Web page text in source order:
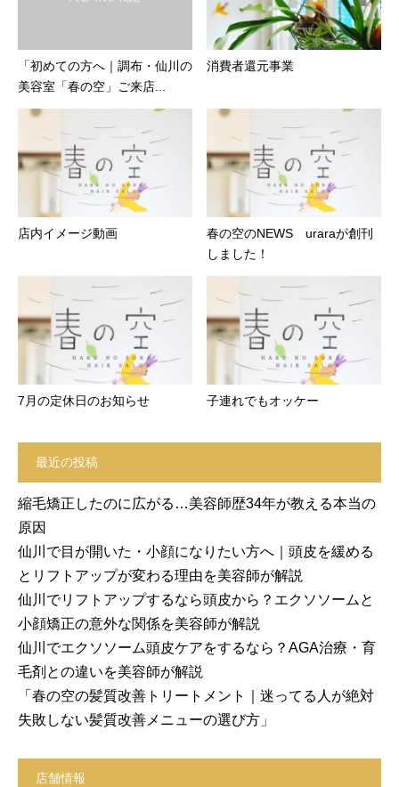
「初めての方へ｜調布・仙川の
美容室「春の空」ご来店...
消費者還元事業
店内イメージ動画
春の空のNEWS uraraが創刊
しました！
7月の定休日のお知らせ 子連れでもオッケー
最近の投稿
縮毛矯正したのに広がる…美容師歴34年が教える本当の
原因
仙川で目が開いた・小顔になりたい方へ｜頭皮を緩める
とリフトアップが変わる理由を美容師が解説
仙川でリフトアップするなら頭皮から？エクソソームと
小顔矯正の意外な関係を美容師が解説
仙川でエクソソーム頭皮ケアをするなら？AGA治療・育
毛剤との違いを美容師が解説
「春の空の髪質改善トリートメント｜迷ってる人が絶対
失敗しない髪質改善メニューの選び方」
店舗情報